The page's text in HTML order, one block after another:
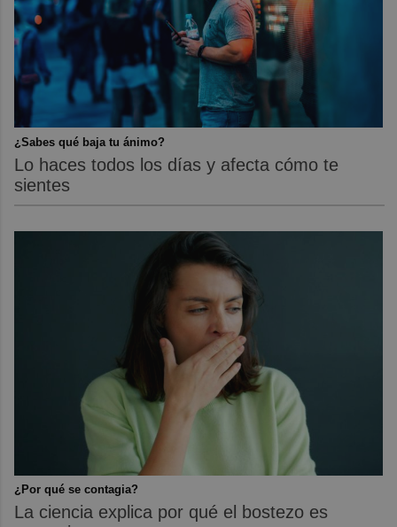
¿Sabes qué baja tu ánimo?
Lo haces todos los días y afecta cómo te
sientes
¿Por qué se contagia?
La ciencia explica por qué el bostezo es